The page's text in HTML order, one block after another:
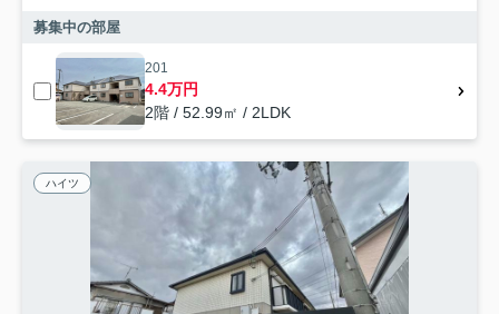
募集中の部屋
201
4.4万円
2階 / 52.99㎡ / 2LDK
ハイツ